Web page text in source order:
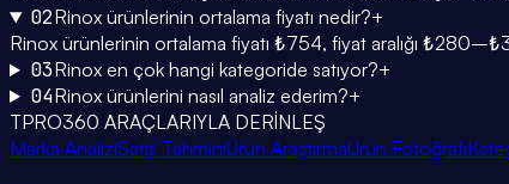
02Rinox ürünlerinin ortalama fiyatı nedir?+
Rinox ürünlerinin ortalama fiyatı ₺754, fiyat aralığı
03Rinox en çok hangi kategoride satıyor?+
04Rinox ürünlerini nasıl analiz ederim?+
TPRO360 ARAÇLARIYLA DERİNLEŞ
Marka AnaliziSatış TahminiÜrün AraştırmaÜrün Fotoğrafı